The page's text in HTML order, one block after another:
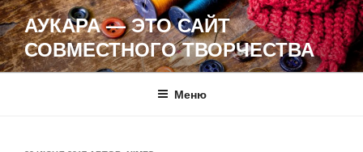
Перейти
к
содержимому
АУКАРА — ЭТО САЙТ
СОВМЕСТНОГО ТВОРЧЕСТВА
Меню